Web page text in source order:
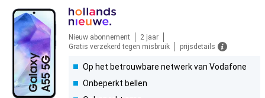
Nieuw abonnement
2 jaar
Gratis verzekerd tegen misbruik
prijsdetails
Op het betrouwbare netwerk van Vodafone
Onbeperkt bellen